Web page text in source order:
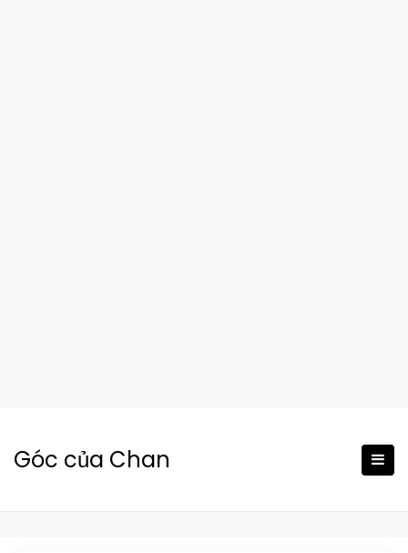
content
Góc của Chan